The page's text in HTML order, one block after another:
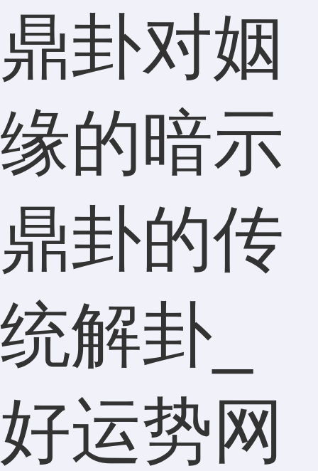
鼎卦对姻
缘的暗示
鼎卦的传
统解卦_
好运势网